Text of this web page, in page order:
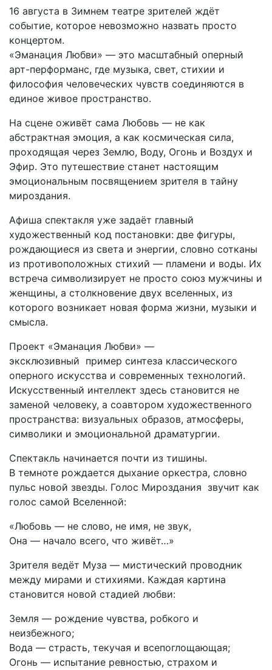
16 августа в Зимнем театре зрителей ждёт
событие, которое невозможно назвать просто
концертом.
«Эманация Любви» — это масштабный оперный
арт-перформанс, где музыка, свет, стихии и
философия человеческих чувств соединяются в
единое живое пространство.
На сцене оживёт сама Любовь — не как
абстрактная эмоция, а как космическая сила,
проходящая через Землю, Воду, Огонь и Воздух и
Эфир. Это путешествие станет настоящим
эмоциональным посвящением зрителя в тайну
мироздания.
Афиша спектакля уже задаёт главный
художественный код постановки: две фигуры,
рождающиеся из света и энергии, словно сотканы
из противоположных стихий — пламени и воды. Их
встреча символизирует не просто союз мужчины и
женщины, а столкновение двух вселенных, из
которого возникает новая форма жизни, музыки и
смысла.
Проект «Эманация Любви» —
эксклюзивный пример синтеза классического
оперного искусства и современных технологий.
Искусственный интеллект здесь становится не
заменой человеку, а соавтором художественного
пространства: визуальных образов, атмосферы,
символики и эмоциональной драматургии.
Спектакль начинается почти из тишины.
В темноте рождается дыхание оркестра, словно
пульс новой звезды. Голос Мироздания звучит как
голос самой Вселенной:
«Любовь — не слово, не имя, не звук,
Она — начало всего, что живёт…»
Зрителя ведёт Муза — мистический проводник
между мирами и стихиями. Каждая картина
становится новой стадией любви:
Земля — рождение чувства, робкого и
неизбежного;
Вода — страсть, текучая и всепоглощающая;
Огонь — испытание ревностью, страхом и